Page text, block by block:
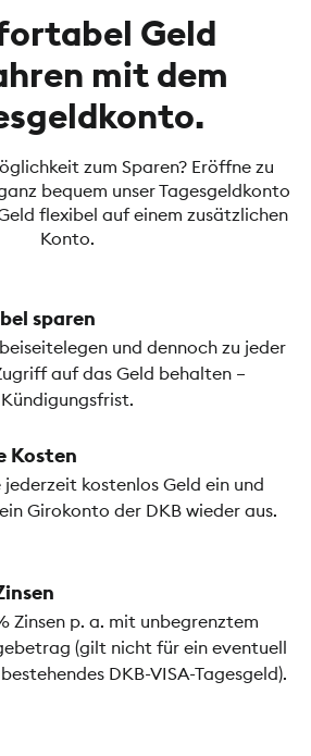
Geld
mit dem
zum Sparen? Eröffne zu
bequem unser Tagesgeldkonto
flexibel auf einem zusätzlichen
Konto.
sparen
und dennoch zu jeder
auf das Geld behalten –
Kosten
jederzeit kostenlos Geld ein und
Girokonto der DKB wieder aus.
Zinsen p. a. mit unbegrenztem
(gilt nicht für ein eventuell
DKB-VISA-Tagesgeld).